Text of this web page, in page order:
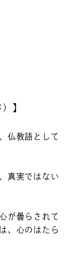
】
仏教語として
真実ではない
が曇らされて
、心のはたら